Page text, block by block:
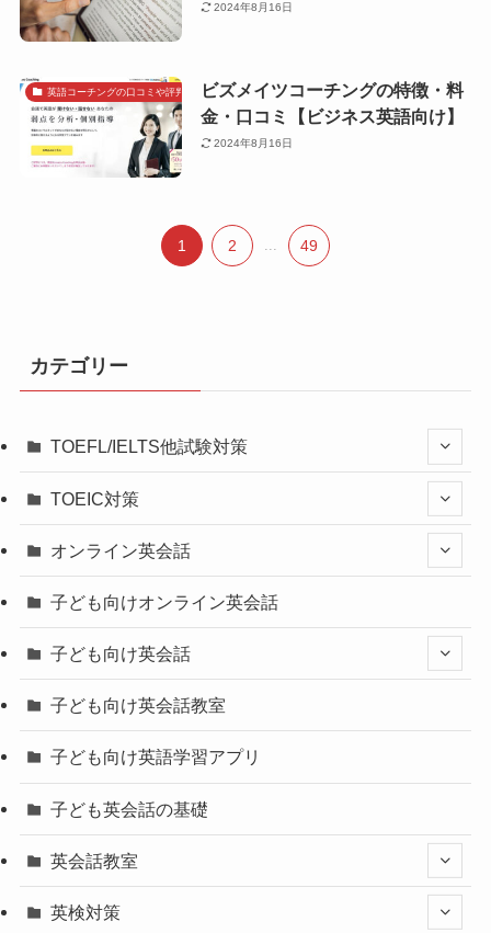
2024年8月16日
英語コーチングの口コミや評判で探すビズメイツコーチングの特徴・料
金・口コミ【ビジネス英語向け】
2024年8月16日
1 2 49
カテゴリー
TOEFL/IELTS他試験対策
TOEIC対策
オンライン英会話
子ども向けオンライン英会話
子ども向け英会話
子ども向け英会話教室
子ども向け英語学習アプリ
子ども英会話の基礎
英会話教室
英検対策